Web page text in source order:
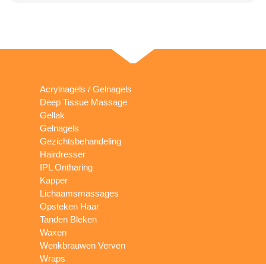
Acrylnagels / Gelnagels
Deep Tissue Massage
Gellak
Gelnagels
Gezichtsbehandeling
Hairdresser
IPL Ontharing
Kapper
Lichaamsmassages
Opsteken Haar
Tanden Bleken
Waxen
Wenkbrauwen Verven
Wraps